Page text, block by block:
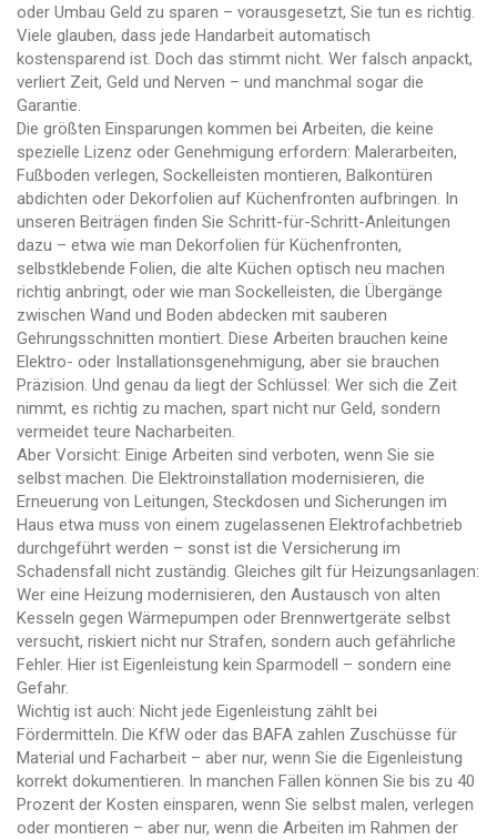
oder Umbau Geld zu sparen – vorausgesetzt, Sie tun es richtig.
Viele glauben, dass jede Handarbeit automatisch
kostensparend ist. Doch das stimmt nicht. Wer falsch anpackt,
verliert Zeit, Geld und Nerven – und manchmal sogar die
Garantie.
Die größten Einsparungen kommen bei Arbeiten, die keine
spezielle Lizenz oder Genehmigung erfordern: Malerarbeiten,
Fußboden verlegen, Sockelleisten montieren, Balkontüren
abdichten oder Dekorfolien auf Küchenfronten aufbringen. In
unseren Beiträgen finden Sie Schritt-für-Schritt-Anleitungen
dazu – etwa wie man Dekorfolien für Küchenfronten,
selbstklebende Folien, die alte Küchen optisch neu machen
richtig anbringt, oder wie man Sockelleisten, die Übergänge
zwischen Wand und Boden abdecken mit sauberen
Gehrungsschnitten montiert. Diese Arbeiten brauchen keine
Elektro- oder Installationsgenehmigung, aber sie brauchen
Präzision. Und genau da liegt der Schlüssel: Wer sich die Zeit
nimmt, es richtig zu machen, spart nicht nur Geld, sondern
vermeidet teure Nacharbeiten.
Aber Vorsicht: Einige Arbeiten sind verboten, wenn Sie sie
selbst machen. Die Elektroinstallation modernisieren, die
Erneuerung von Leitungen, Steckdosen und Sicherungen im
Haus etwa muss von einem zugelassenen Elektrofachbetrieb
durchgeführt werden – sonst ist die Versicherung im
Schadensfall nicht zuständig. Gleiches gilt für Heizungsanlagen:
Wer eine Heizung modernisieren, den Austausch von alten
Kesseln gegen Wärmepumpen oder Brennwertgeräte selbst
versucht, riskiert nicht nur Strafen, sondern auch gefährliche
Fehler. Hier ist Eigenleistung kein Sparmodell – sondern eine
Gefahr.
Wichtig ist auch: Nicht jede Eigenleistung zählt bei
Fördermitteln. Die KfW oder das BAFA zahlen Zuschüsse für
Material und Facharbeit – aber nur, wenn Sie die Eigenleistung
korrekt dokumentieren. In manchen Fällen können Sie bis zu 40
Prozent der Kosten einsparen, wenn Sie selbst malen, verlegen
oder montieren – aber nur, wenn die Arbeiten im Rahmen der